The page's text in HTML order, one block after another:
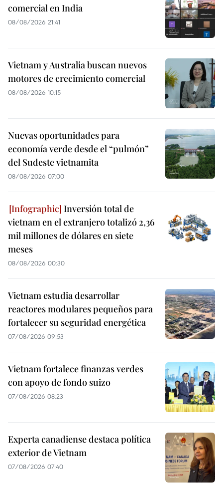
comercial en India
08/08/2026 21:41
Vietnam y Australia buscan nuevos
motores de crecimiento comercial
08/08/2026 10:15
Nuevas oportunidades para
economía verde desde el “pulmón”
del Sudeste vietnamita
08/08/2026 07:00
Inversión total de
vietnam en el extranjero totalizó 2,36
mil millones de dólares en siete
meses
08/08/2026 00:30
Vietnam estudia desarrollar
reactores modulares pequeños para
fortalecer su seguridad energética
07/08/2026 09:53
Vietnam fortalece finanzas verdes
con apoyo de fondo suizo
07/08/2026 08:23
Experta canadiense destaca política
exterior de Vietnam
07/08/2026 07:40